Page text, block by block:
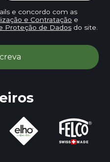
e concordo com as
e Contratação e
Proteção de Dadosdo site.